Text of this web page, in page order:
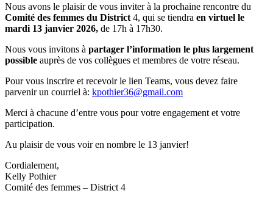
Nous avons le plaisir de vous inviter à la prochaine rencontre du
Comité des femmes du District 4, qui se tiendra en virtuel le
mardi 13 janvier 2026, de 17h à 17h30.
Nous vous invitons à partager l’information le plus largement
possible auprès de vos collègues et membres de votre réseau.
Pour vous inscrire et recevoir le lien Teams, vous devez faire
parvenir un courriel à: kpothier36@gmail.com
Merci à chacune d’entre vous pour votre engagement et votre
participation.
Au plaisir de vous voir en nombre le 13 janvier!
Cordialement,
Kelly Pothier
Comité des femmes – District 4